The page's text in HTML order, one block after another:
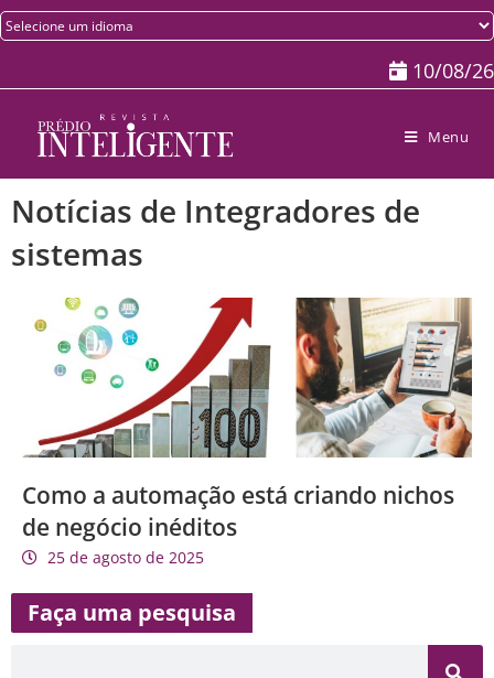
10/08/26
Menu
Notícias de Integradores de
sistemas
Como a automação está criando nichos
de negócio inéditos
25 de agosto de 2025
Faça uma pesquisa